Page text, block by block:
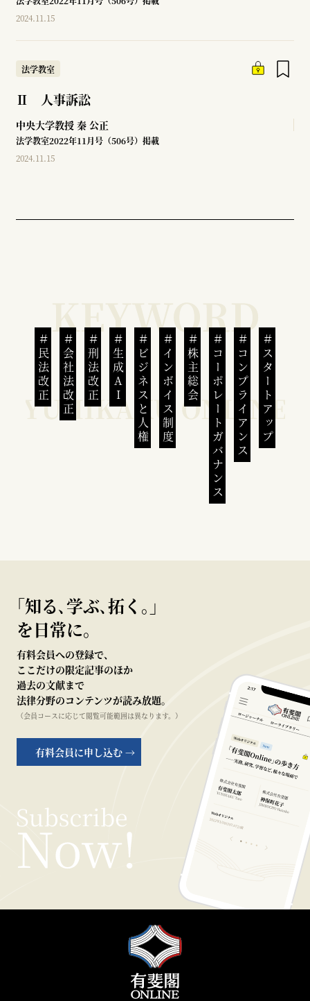
2024.11.15
法学教室
Ⅱ 人事訴訟
中央大学教授 秦 公正
法学教室2022年11月号（506号）掲載
2024.11.15
民法改正 会社法改正 刑法改正 生成AI ビジネスと人権インボイス制度 株主総会 コーポレートガバナンスコンプライアンススタートアップ
｢知る､学ぶ､拓く｡｣
を日常に。
有料会員への登録で、
ここだけの限定記事のほか
過去の文献まで
法律分野のコンテンツが読み放題。
（会員コースに応じて閲覧可能範囲は異なります。）
有料会員に申し込む →